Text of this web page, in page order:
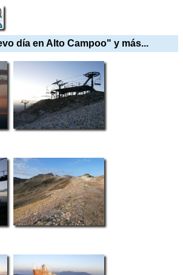
día en Alto Campoo" y más...